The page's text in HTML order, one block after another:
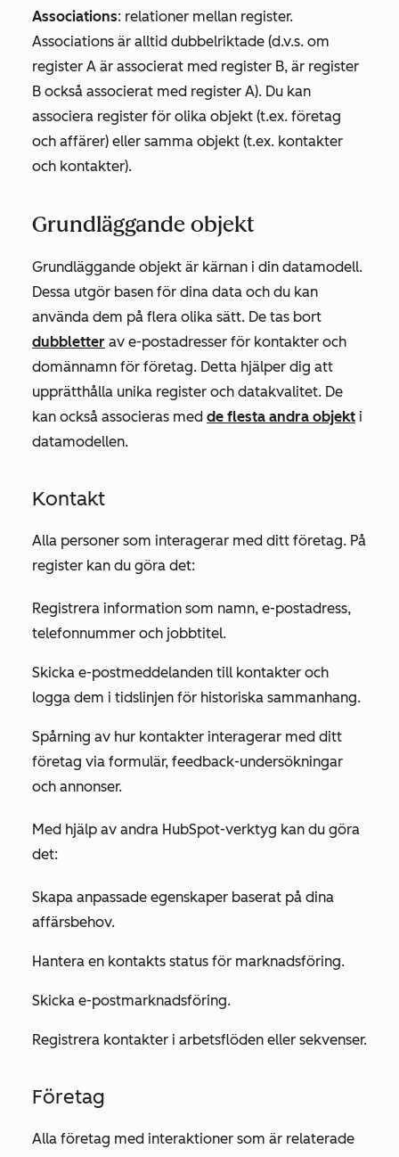
Associations: relationer mellan register.
Associations är alltid dubbelriktade (d.v.s. om
register A är associerat med register B, är register
B också associerat med register A). Du kan
associera register för olika objekt (t.ex. företag
och affärer) eller samma objekt (t.ex. kontakter
och kontakter).
Grundläggande objekt
Grundläggande objekt är kärnan i din datamodell.
Dessa utgör basen för dina data och du kan
använda dem på flera olika sätt. De tas bort
dubbletter av e-postadresser för kontakter och
domännamn för företag. Detta hjälper dig att
upprätthålla unika register och datakvalitet. De
kan också associeras med de flesta andra objekt i
datamodellen.
Kontakt
Alla personer som interagerar med ditt företag. På
register kan du göra det:
Registrera information som namn, e-postadress,
telefonnummer och jobbtitel.
Skicka e-postmeddelanden till kontakter och
logga dem i tidslinjen för historiska sammanhang.
Spårning av hur kontakter interagerar med ditt
företag via formulär, feedback-undersökningar
och annonser.
Med hjälp av andra HubSpot-verktyg kan du göra
det:
Skapa anpassade egenskaper baserat på dina
affärsbehov.
Hantera en kontakts status för marknadsföring.
Skicka e-postmarknadsföring.
Registrera kontakter i arbetsflöden eller sekvenser.
Företag
Alla företag med interaktioner som är relaterade